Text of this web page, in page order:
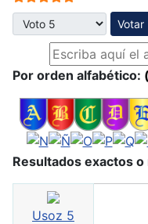
Por favor, vote
Por orden alfabético:
Resultados exactos o
Usoz 5